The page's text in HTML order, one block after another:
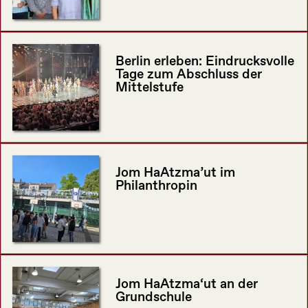
Berlin erleben: Eindrucksvolle
Tage zum Abschluss der
Mittelstufe
Jom HaAtzma’ut im
Philanthropin
Jom HaAtzma‘ut an der
Grundschule